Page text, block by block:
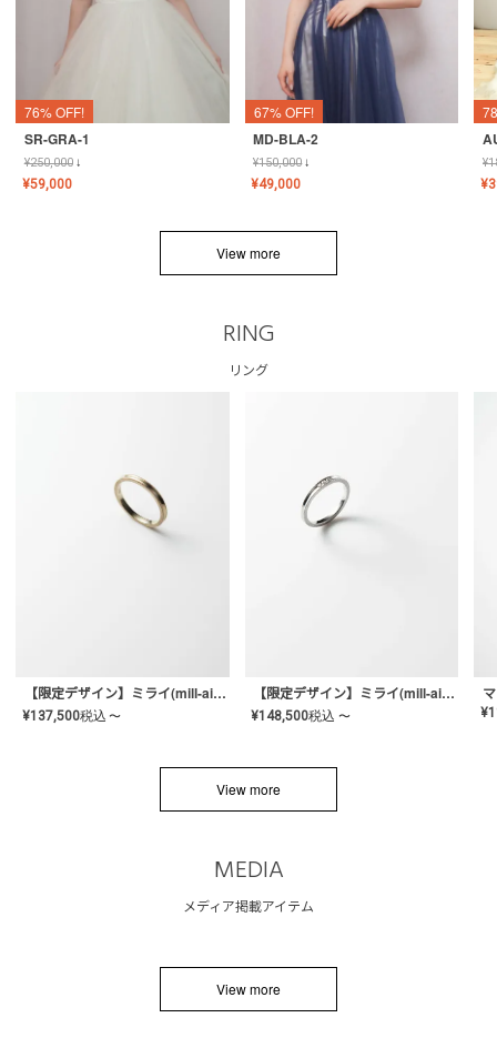
76% OFF!
SR-GRA-1
¥250,000↓
¥59,000
67% OFF!
MD-BLA-2
¥150,000↓
¥49,000
¥
¥
View more
RING
リング
【限定デザイン】ミライ(mill-ai)リング
¥137,500税込 〜
【限定デザイン】ミライ(mill-ai)リング
¥148,500税込 〜 ¥
View more
MEDIA
メディア掲載アイテム
View more